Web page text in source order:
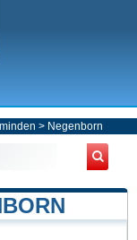
> Negenborn